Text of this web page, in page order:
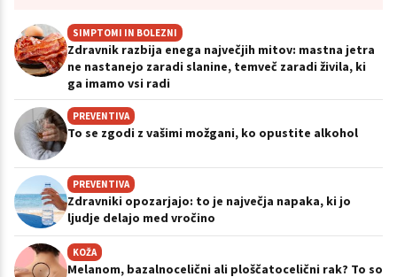
SIMPTOMI IN BOLEZNI
Zdravnik razbija enega največjih mitov: mastna jetra
ne nastanejo zaradi slanine, temveč zaradi živila, ki
ga imamo vsi radi
PREVENTIVA
To se zgodi z vašimi možgani, ko opustite alkohol
PREVENTIVA
Zdravniki opozarjajo: to je največja napaka, ki jo
ljudje delajo med vročino
KOŽA
Melanom, bazalnocelični ali ploščatocelični rak? To so